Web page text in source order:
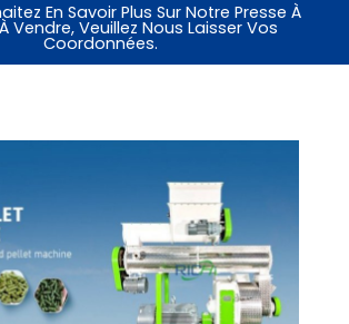
En Savoir Plus Sur Notre Presse À
Vendre, Veuillez Nous Laisser Vos
Coordonnées.